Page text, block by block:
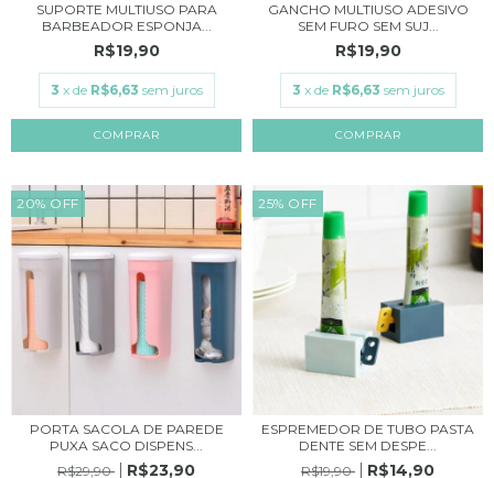
SUPORTE MULTIUSO PARA
BARBEADOR ESPONJA...
R$19,90
3 x de R$6,63 sem juros
GANCHO MULTIUSO ADESIVO
SEM FURO SEM SUJ...
R$19,90
3 x de R$6,63 sem juros
20% OFF
PORTA SACOLA DE PAREDE
PUXA SACO DISPENS...
R$29,90
R$23,90
25% OFF
ESPREMEDOR DE TUBO PASTA
DENTE SEM DESPE...
R$19,90
R$14,90